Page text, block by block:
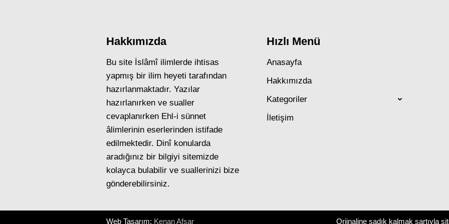
Hakkımızda
Bu site İslâmî ilimlerde ihtisas
yapmış bir ilim heyeti tarafından
hazırlanmaktadır. Yazılar
hazırlanırken ve sualler
cevaplanırken Ehl-i sünnet
âlimlerinin eserlerinden istifade
edilmektedir. Dinî konularda
aradığınız bir bilgiyi sitemizde
kolayca bulabilir ve suallerinizi bize
gönderebilirsiniz.
Hızlı Menü
Anasayfa
Hakkımızda
Kategoriler
İletişim
Web Tasarım: Kenan Afşar Orjinaline sadık kalmak şartıyla